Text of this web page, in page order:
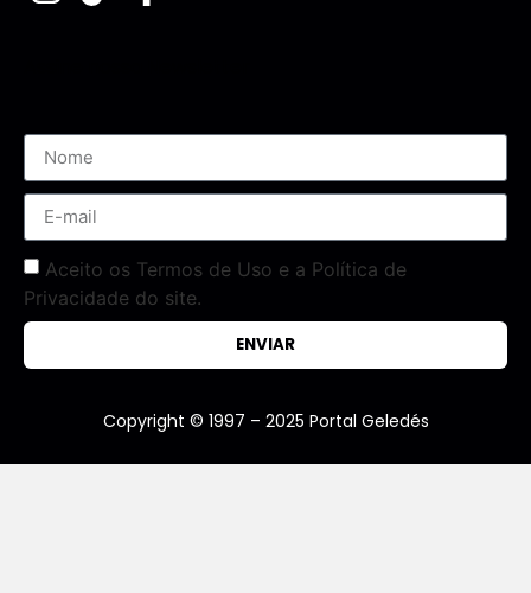
Aceito os Termos de Uso e a Política de
Privacidade do site.
ENVIAR
Copyright © 1997 – 2025 Portal Geledés